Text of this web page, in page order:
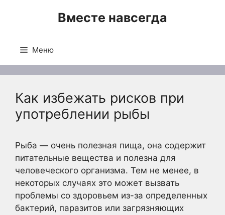
Вместе навсегда
Меню
Как избежать рисков при
употреблении рыбы
Рыба — очень полезная пища, она содержит
питательные вещества и полезна для
человеческого организма. Тем не менее, в
некоторых случаях это может вызвать
проблемы со здоровьем из-за определенных
бактерий, паразитов или загрязняющих